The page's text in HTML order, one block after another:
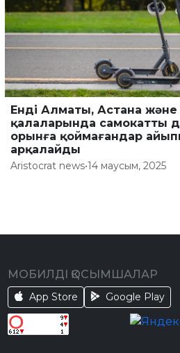
Енді Алматы, Астана
қалаларында самокатты
орынға қоймағандар
арқалайды
Aristocrat news•14 маусым, 2025
МОБИЛДІ ҚОСЫМШАЛАР
App Store Google Play